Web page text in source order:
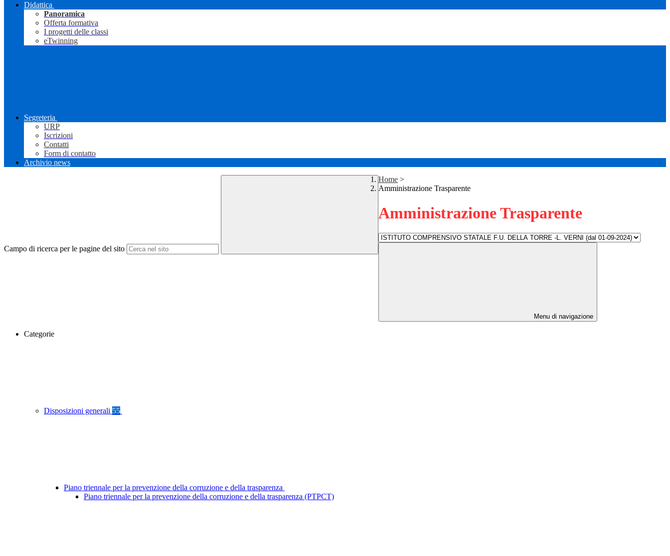
Didattica
Panoramica
Offerta formativa
I progetti delle classi
eTwinning
Segreteria
URP
Iscrizioni
Contatti
Form di contatto
Archivio news
Campo di ricerca per le pagine del sito
Home >
Amministrazione Trasparente
Amministrazione Trasparente
Menu di navigazione
Categorie
Disposizioni generali 55
Piano triennale per la prevenzione della corruzione e della trasparenza
Piano triennale per la prevenzione della corruzione e della trasparenza (PTPCT)